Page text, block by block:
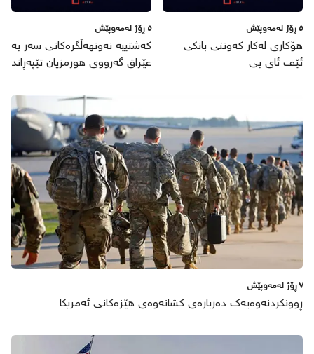
٥ ڕۆژ لەمەوپێش
هۆکاری لەکار کەوتنی بانکی
ئێف ئای بی
٥ ڕۆژ لەمەوپێش
کەشتییە نەوتهەڵگرەکانی سەر بە
عێراق گەرووی هورمزیان تێپەڕاند
٧ ڕۆژ لەمەوپێش
ڕوونکردنەوەیەک دەربارەی کشانەوەی هێزەکانی ئەمریکا